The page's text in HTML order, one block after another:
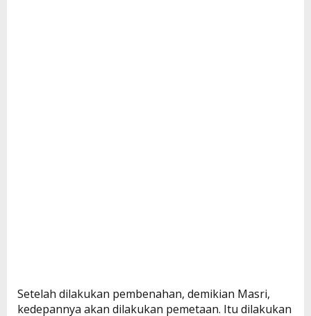
Setelah dilakukan pembenahan, demikian Masri,
kedepannya akan dilakukan pemetaan. Itu dilakukan